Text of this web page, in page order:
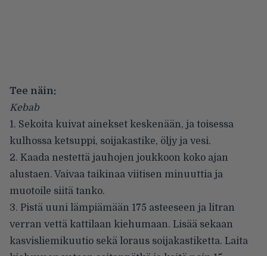
Tee näin:
Kebab
1. Sekoita kuivat ainekset keskenään, ja toisessa
kulhossa ketsuppi, soijakastike, öljy ja vesi.
2. Kaada nestettä jauhojen joukkoon koko ajan
alustaen. Vaivaa taikinaa viitisen minuuttia ja
muotoile siitä tanko.
3. Pistä uuni lämpiämään 175 asteeseen ja litran
verran vettä kattilaan kiehumaan. Lisää sekaan
kasvisliemikuutio sekä loraus soijakastiketta. Laita